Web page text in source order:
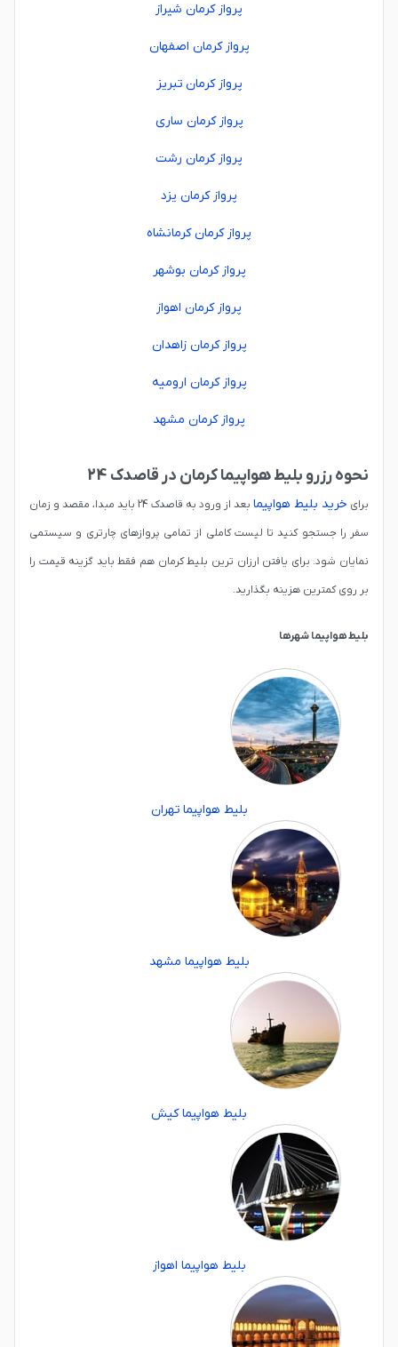
پرواز کرمان شیراز
پرواز کرمان اصفهان
پرواز کرمان تبریز
پرواز کرمان ساری
پرواز کرمان رشت
پرواز کرمان یزد
پرواز کرمان کرمانشاه
پرواز کرمان بوشهر
پرواز کرمان اهواز
پرواز کرمان زاهدان
پرواز کرمان ارومیه
پرواز کرمان مشهد
نحوه رزرو بلیط هواپیما کرمان در قاصدک 24
برای خرید بلیط هواپیما
بعد از ورود به قاصدک 24 باید مبدا، مقصد و زمان
سفر را جستجو کنید تا لیست کاملی از تمامی پروازهای چارتری و سیستمی
نمایان شود. برای یافتن ارزان ترین بلیط کرمان هم فقط باید گزینه قیمت را
بر روی کمترین هزینه بگذارید.
بلیط هواپیما شهرها
بلیط هواپیما تهران
بلیط هواپیما مشهد
بلیط هواپیما کیش
بلیط هواپیما اهواز